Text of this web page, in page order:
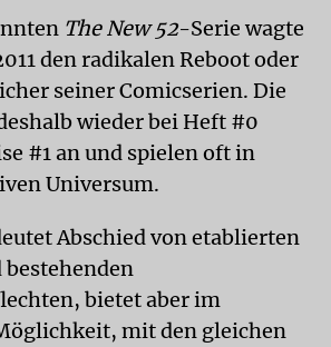
The New 52-Serie wagte
den radikalen Reboot oder
seiner Comicserien. Die
wieder bei Heft #0
#1 an und spielen oft in
Universum.
Abschied von etablierten
bietet aber im
mit den gleichen